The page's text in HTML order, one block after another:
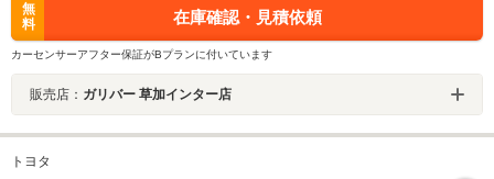
無
料
在庫確認・見積依頼
カーセンサーアフター保証がBプランに付いています
販売店： ガリバー 草加インター店
トヨタ